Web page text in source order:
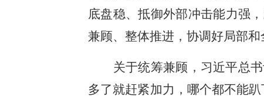
底盘稳、抵御外部冲击能力强
兼顾、整体推进，协调好局部
关于统筹兼顾，习近平总
多了就赶紧加力，哪个都不能